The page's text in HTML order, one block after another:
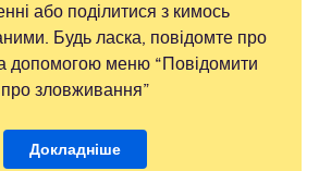
або поділитися з кимось
Будь ласка, повідомте про
за допомогою меню “Повідомити
про зловживання”
Докладніше